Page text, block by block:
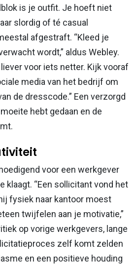
is je outfit. Je hoeft niet
slordig of té casual
afgestraft. “Kleed je
wordt,” aldus Webley.
voor iets netter. Kijk vooraf
media van het bedrijf om
de dresscode.” Een verzorgd
hebt gedaan en de
voor een werkgever
klaagt. “Een sollicitant vond het
fysiek naar kantoor moest
twijfelen aan je motivatie,”
op vorige werkgevers, lange
zelf komt zelden
en een positieve houding